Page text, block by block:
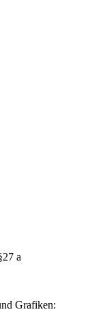
a
Grafiken: